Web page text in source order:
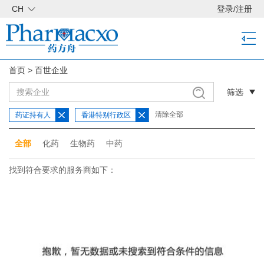
CH 登录/注册
首页 > 百世企业
筛选
药证持有人 香港特别行政区 清除全部
全部 化药 生物药 中药
找到符合要求的服务商如下：